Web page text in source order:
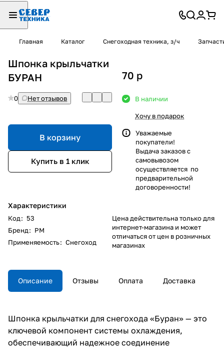
Главная Каталог Снегоходная техника, з/ч
Шпонка крыльчатки
БУРАН
0 Нет отзывов
В корзину
Купить в 1 клик
Характеристики
Код: 53
Бренд: РМ
Применяемость: Снегоход
70 p
В наличии
Хочу в подарок
Уважаемые
покупатели!
Выдача заказов с
самовывозом
осуществляется по
предварительной
договоренности!
Цена действительна только для
интернет-магазина и может
отличаться от цен в розничных
магазинах
Описание Отзывы Оплата Доставка
Шпонка крыльчатки для снегохода «Буран» — это
ключевой компонент системы охлаждения,
обеспечивающий надежное соединение